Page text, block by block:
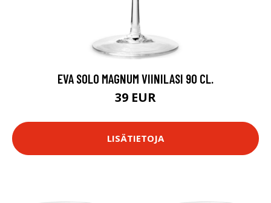
EVA SOLO MAGNUM VIINILASI 90 CL.
39 EUR
LISÄTIETOJA